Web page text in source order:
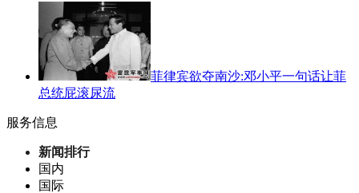
菲律宾欲夺南沙:邓小平一句话让菲
总统屁滚尿流
服务信息
新闻排行
国内
国际